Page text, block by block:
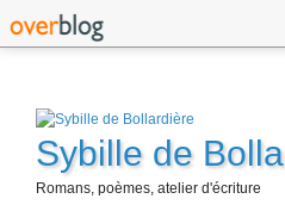
Sybille de
Romans, poèmes, atelier d'écriture